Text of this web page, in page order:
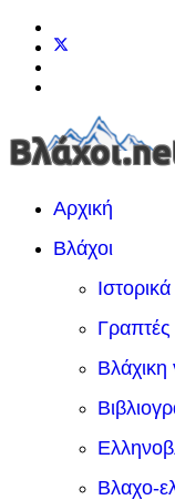
Αρχική
Βλάχοι
Βλαχο-